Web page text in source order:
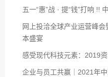
五一“惠”战 · 提“钱”打响 !!
网上投洽全球产业运营峰
本盛宴
感受现代科技元素：2019
企业与员工共赢｜2021年